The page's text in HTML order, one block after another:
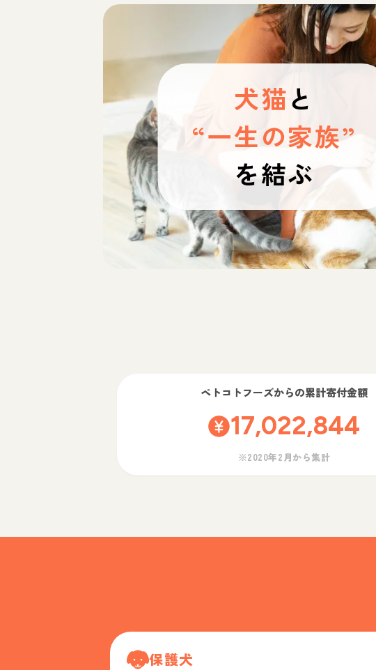
犬猫と
“一生の家族”
を結ぶ
ペトコトフーズからの累計寄付金額
17,022,844
※2020年2月から集計
保護犬